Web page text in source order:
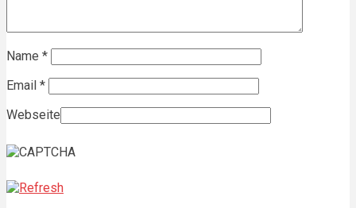
Name *
Email *
Webseite